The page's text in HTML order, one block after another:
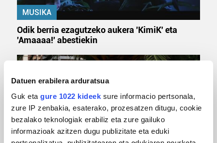
Datuen erabilera arduratsua
Guk eta gure 1022 kideek sure informacio pertsonala,
zure IP zenbakia, esaterako, prozesatzen ditugu, cookie
bezalako teknologiak erabiliz eta zure gailuko
informazioak azitzen dugu publizitate eta eduki
MUSIKA
Odik berria ezagutzeko aukera 'KimiK' eta
'Amaaaa!' abestiekin